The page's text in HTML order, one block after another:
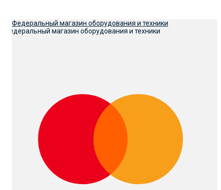
Федеральный магазин оборудования и техники